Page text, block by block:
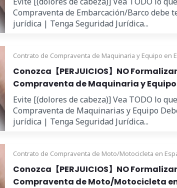
Compraventa de Embarcación/Barco debe
jurídica | Tenga Seguridad Jurídica...
Contrato de Compraventa de Maquinaria y Equipo en
Conozca【PERJUICIOS】NO
Compraventa de Maquinaria y
Evite [(dolores de cabeza)] Vea TODO lo
Compraventa de Maquinarias y Equipo
jurídica | Tenga Seguridad Jurídica...
Contrato de Compraventa de Moto/Motocicleta en
Conozca【PERJUICIOS】NO
Compraventa de Moto/Motocicleta